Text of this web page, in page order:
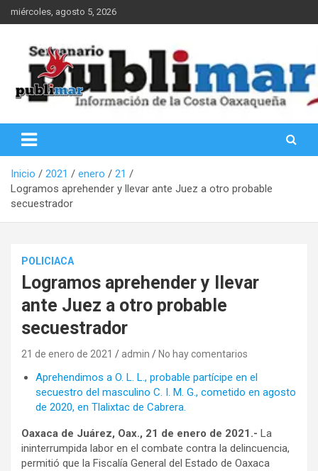
Saltar
al
miércoles, agosto 5, 2026
PubliMar
Inicio 2021 enero
21
Logramos aprehender y llevar ante Juez a otro probable
secuestrador
POLICIACA
Logramos aprehender y llevar
ante Juez a otro probable
secuestrador
21 de enero de 2021 admin No hay comentarios
Aprehendimos a O. L. L., probable partícipe en el
secuestro del masculino C. I. M. G., cometido en agosto
de 2020, en Tlalixtac de Cabrera.
Oaxaca de Juárez, Oax., 21 de enero de 2021.- La
ininterrumpida labor en el combate contra la delincuencia,
permitió que la Fiscalía General del Estado de Oaxaca